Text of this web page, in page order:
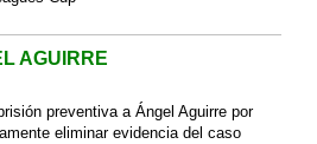
AGUIRRE
preventiva a Ángel Aguirre por
eliminar evidencia del caso